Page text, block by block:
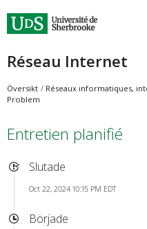
Réseau Internet
Översikt Réseaux informatiques,
Problem
Entretien planifié
Slutade
Oct 22, 2024 10:15 PM EDT
Började